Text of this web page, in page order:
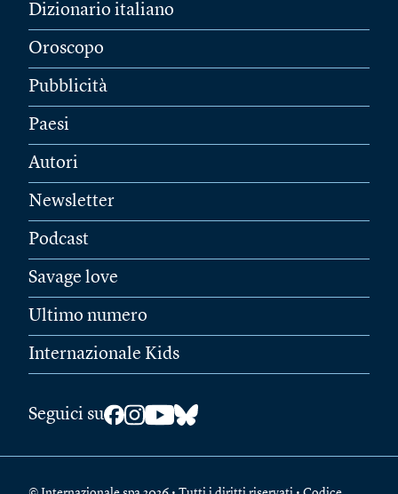
Dizionario italiano
Oroscopo
Pubblicità
Paesi
Autori
Newsletter
Podcast
Savage love
Ultimo numero
Internazionale Kids
Seguici su